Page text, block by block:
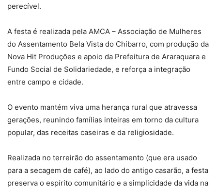
perecível.
A festa é realizada pela AMCA – Associação de Mulheres
do Assentamento Bela Vista do Chibarro, com produção da
Nova Hit Produções e apoio da Prefeitura de Araraquara e
Fundo Social de Solidariedade, e reforça a integração
entre campo e cidade.
O evento mantém viva uma herança rural que atravessa
gerações, reunindo famílias inteiras em torno da cultura
popular, das receitas caseiras e da religiosidade.
Realizada no terreirão do assentamento (que era usado
para a secagem de café), ao lado do antigo casarão, a festa
preserva o espírito comunitário e a simplicidade da vida na